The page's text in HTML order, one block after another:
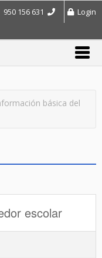
Login
950 156 631
básica del
escolar